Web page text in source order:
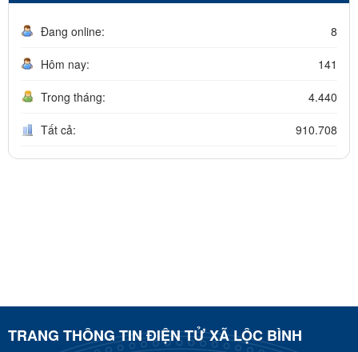
Đang online: 8
Hôm nay: 141
Trong tháng: 4.440
Tất cả: 910.708
TRANG THÔNG TIN ĐIỆN TỬ XÃ LỘC BÌNH